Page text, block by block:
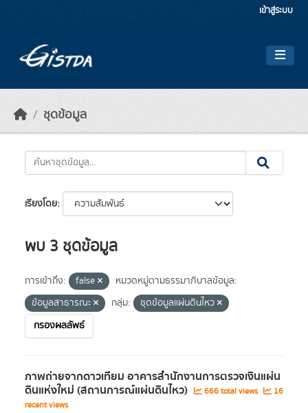
เข้าสู่ระบบ
ชุดข้อมูล
เรียงโดย
พบ 3 ชุดข้อมูล
การเข้าถึง: false
หมวดหมู่ตามธรรมาภิบาลข้อมูล:
ข้อมูลสาธารณะ
กลุ่ม:
ชุดข้อมูลแผ่นดินไหว
กรองผลลัพธ์
ภาพถ่ายจากดาวเทียม อาคารสำนักงานการตรวจเงินแผ่น
ดินแห่งใหม่ (สถานการณ์แผ่นดินไหว) 666 total views
16
recent views